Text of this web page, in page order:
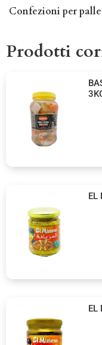
Confezioni per
Prodotti
EL
EL